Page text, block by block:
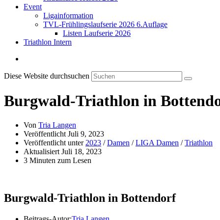
Event
Ligainformation
TVL-Frühlingslaufserie 2026 6.Auflage
Listen Laufserie 2026
Triathlon Intern
Diese Website durchsuchen
Burgwald-Triathlon in
Von Tria Langen
Veröffentlicht Juli 9, 2023
Veröffentlicht unter 2023 /Damen /LIGA Damen /Triathlon
Aktualisiert Juli 18, 2023
3 Minuten zum Lesen
Burgwald-Triathlon in Bottendorf